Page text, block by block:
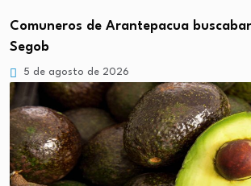
Comuneros de Arantepacua
Segob
5 de agosto de 2026